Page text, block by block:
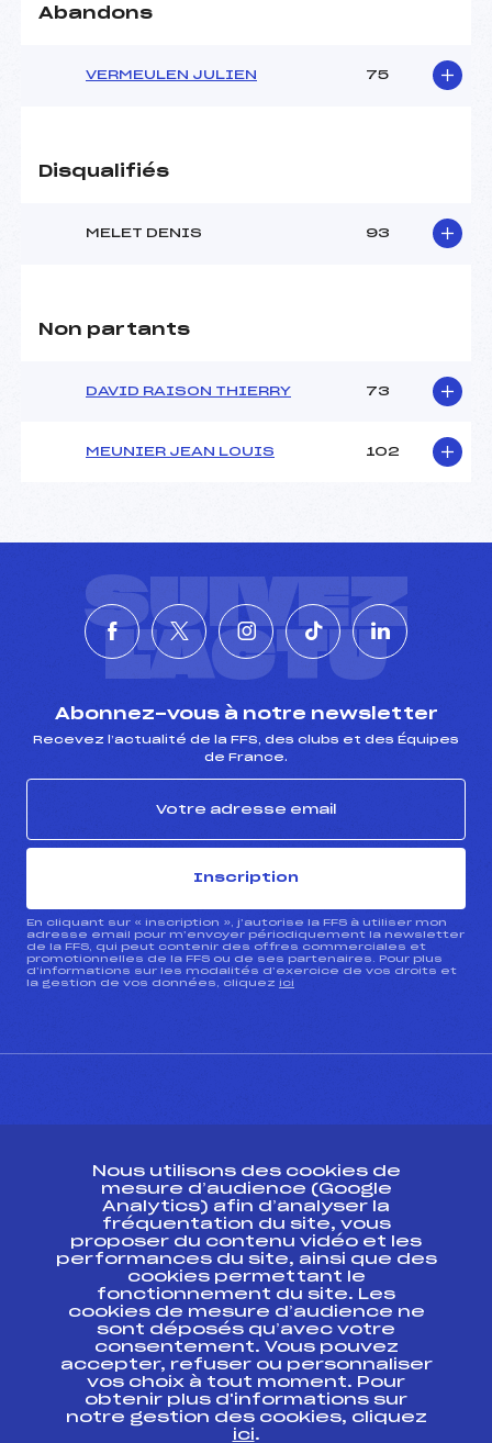
Abandons
VERMEULEN JULIEN 75
Disqualifiés
MELET DENIS 93
Non partants
DAVID RAISON THIERRY 73
MEUNIER JEAN LOUIS 102
SUIVEZ
L'ACTU
Abonnez-vous à notre newsletter
Recevez l’actualité de la FFS, des clubs et des Équipes
de France.
Inscription
En cliquant sur « inscription », j’autorise la FFS à utiliser mon
adresse email pour m’envoyer périodiquement la newsletter
de la FFS, qui peut contenir des offres commerciales et
promotionnelles de la FFS ou de ses partenaires. Pour plus
d’informations sur les modalités d’exercice de vos droits et
la gestion de vos données, cliquez ici
Ressources
Pass’Neige
Projet sportif fédéral
Projet de performance fédéral
Antidopage
Pôle Développement, Formation, Suivi
Scientifique
Listes ministérielles
Pôle vie de l’athlète
Nous utilisons des cookies de
mesure d’audience (Google
Analytics) afin d’analyser la
fréquentation du site, vous
proposer du contenu vidéo et les
performances du site, ainsi que des
cookies permettant le
fonctionnement du site. Les
cookies de mesure d’audience ne
sont déposés qu’avec votre
consentement. Vous pouvez
accepter, refuser ou personnaliser
vos choix à tout moment. Pour
obtenir plus d'informations sur
notre gestion des cookies, cliquez
ici.